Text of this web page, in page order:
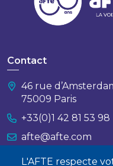
L'AFTE respecte
Contact
46 rue
75009 Paris
+33(0)1 42 81 53 98
afte@afte.com
Nous contacter